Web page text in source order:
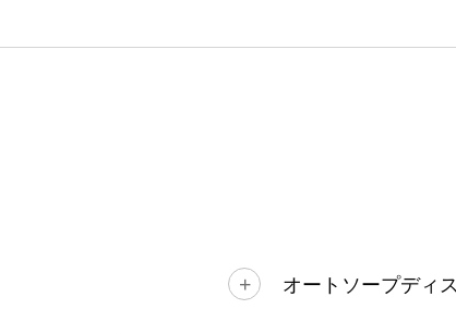
オートソープディ